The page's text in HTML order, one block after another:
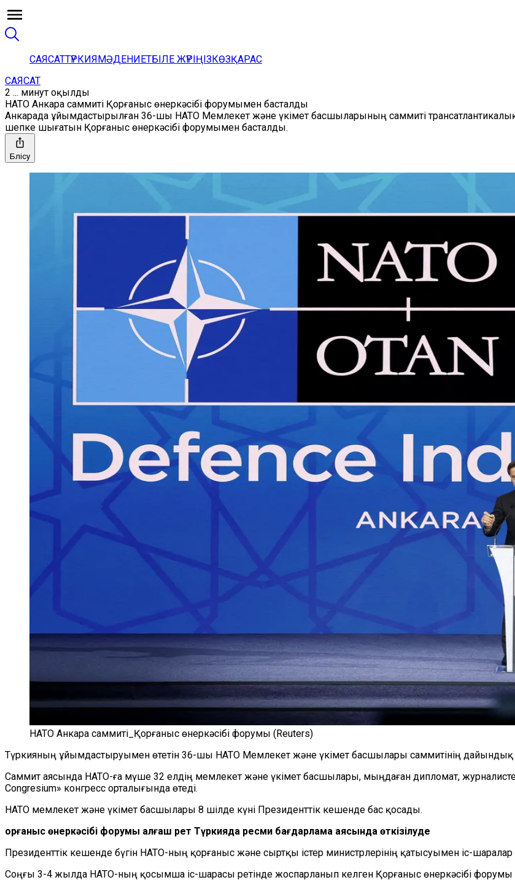
САЯСАТТҮРКИЯМӘДЕНИЕТБІЛЕ ЖҮРІҢІЗКӨЗҚАРАС
САЯСАТ
2 ... минут оқылды
НАТО Анкара саммиті Қорғаныс өнеркәсібі форумымен басталды
Анкарада ұйымдастырылған 36-шы НАТО Мемлекет және үкімет басшыларының саммиті
шепке шығатын Қорғаныс өнеркәсібі форумымен басталды.
Бөлісу
НАТО Анкара саммиті_Қорғаныс өнеркәсібі форумы (Reuters)
Түркияның ұйымдастыруымен өтетін 36-шы НАТО Мемлекет және үкімет басшылары саммитінің
Саммит аясында НАТО-ға мүше 32 елдің мемлекет және үкімет басшылары, мыңдаған дипломат,
Congresium» конгресс орталығында өтеді.
НАТО мемлекет және үкімет басшылары 8 шілде күні Президенттік кешенде бас қосады.
Қорғаныс өнеркәсібі форумы алғаш рет Түркияда ресми бағдарлама аясында өткізілуде
Президенттік кешенде бүгін НАТО-ның қорғаныс және сыртқы істер министрлерінің қатысуымен іс-
Соңғы 3-4 жылда НАТО-ның қосымша іс-шарасы ретінде жоспарланып келген Қорғаныс өнеркәсібі форумы